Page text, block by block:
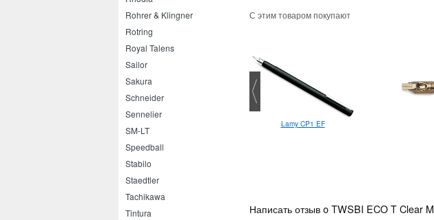
Rohrer & Klingner
Rotring
Royal Talens
Sailor
Sakura
Schneider
Sennelier
SM-LT
Speedball
Stabilo
Staedtler
Tachikawa
Tintura
С этим товаром покупают
Lamy Safari Steel Black M Lamy CP1 EF
Написать отзыв o TWSBI ECO T Clear M